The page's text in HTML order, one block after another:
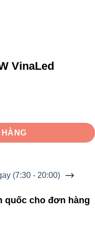
VinaLed
lượng
(7:30 - 20:00)
quốc cho đơn hàng